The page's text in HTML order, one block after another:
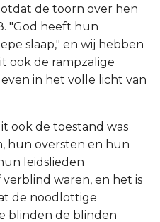
de toorn over hen
"God heeft hun
slaap," en wij hebben
ook de rampzalige
in het volle licht van
ook de toestand was
hun oversten en hun
leidslieden
waren, en het is
de noodlottige
blinden de blinden